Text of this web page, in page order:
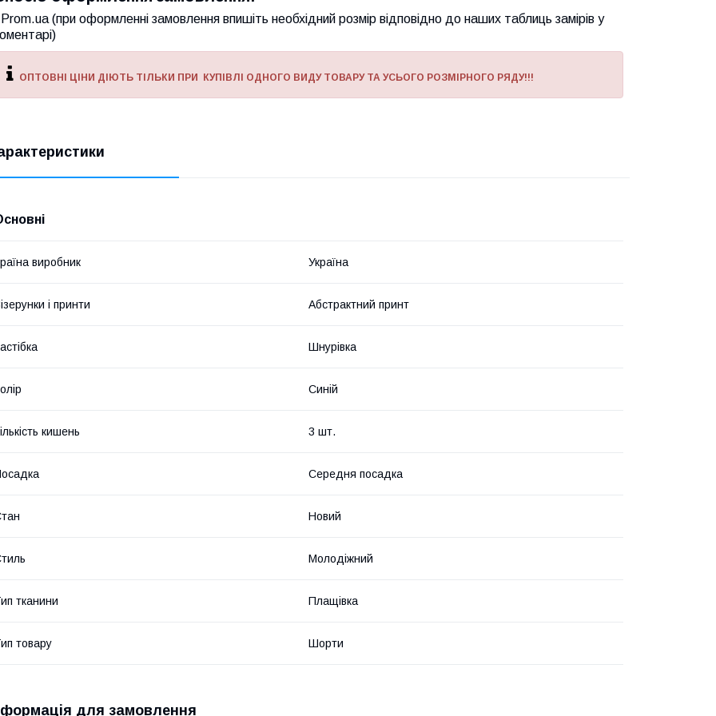
Prom.ua (при оформленні замовлення впишіть необхідний розмір відповідно до наших таблиць замірів у
ОПТОВНІ ЦІНИ ДІЮТЬ ТІЛЬКИ ПРИ КУПІВЛІ ОДНОГО ВИДУ ТОВАРУ ТА УСЬОГО РОЗМІРНОГО РЯДУ!!!
виробник Україна
і принти Абстрактний принт
Шнурівка
Синій
кишень 3 шт.
Середня посадка
Новий
Молодіжний
тканини Плащівка
товару Шорти
для замовлення